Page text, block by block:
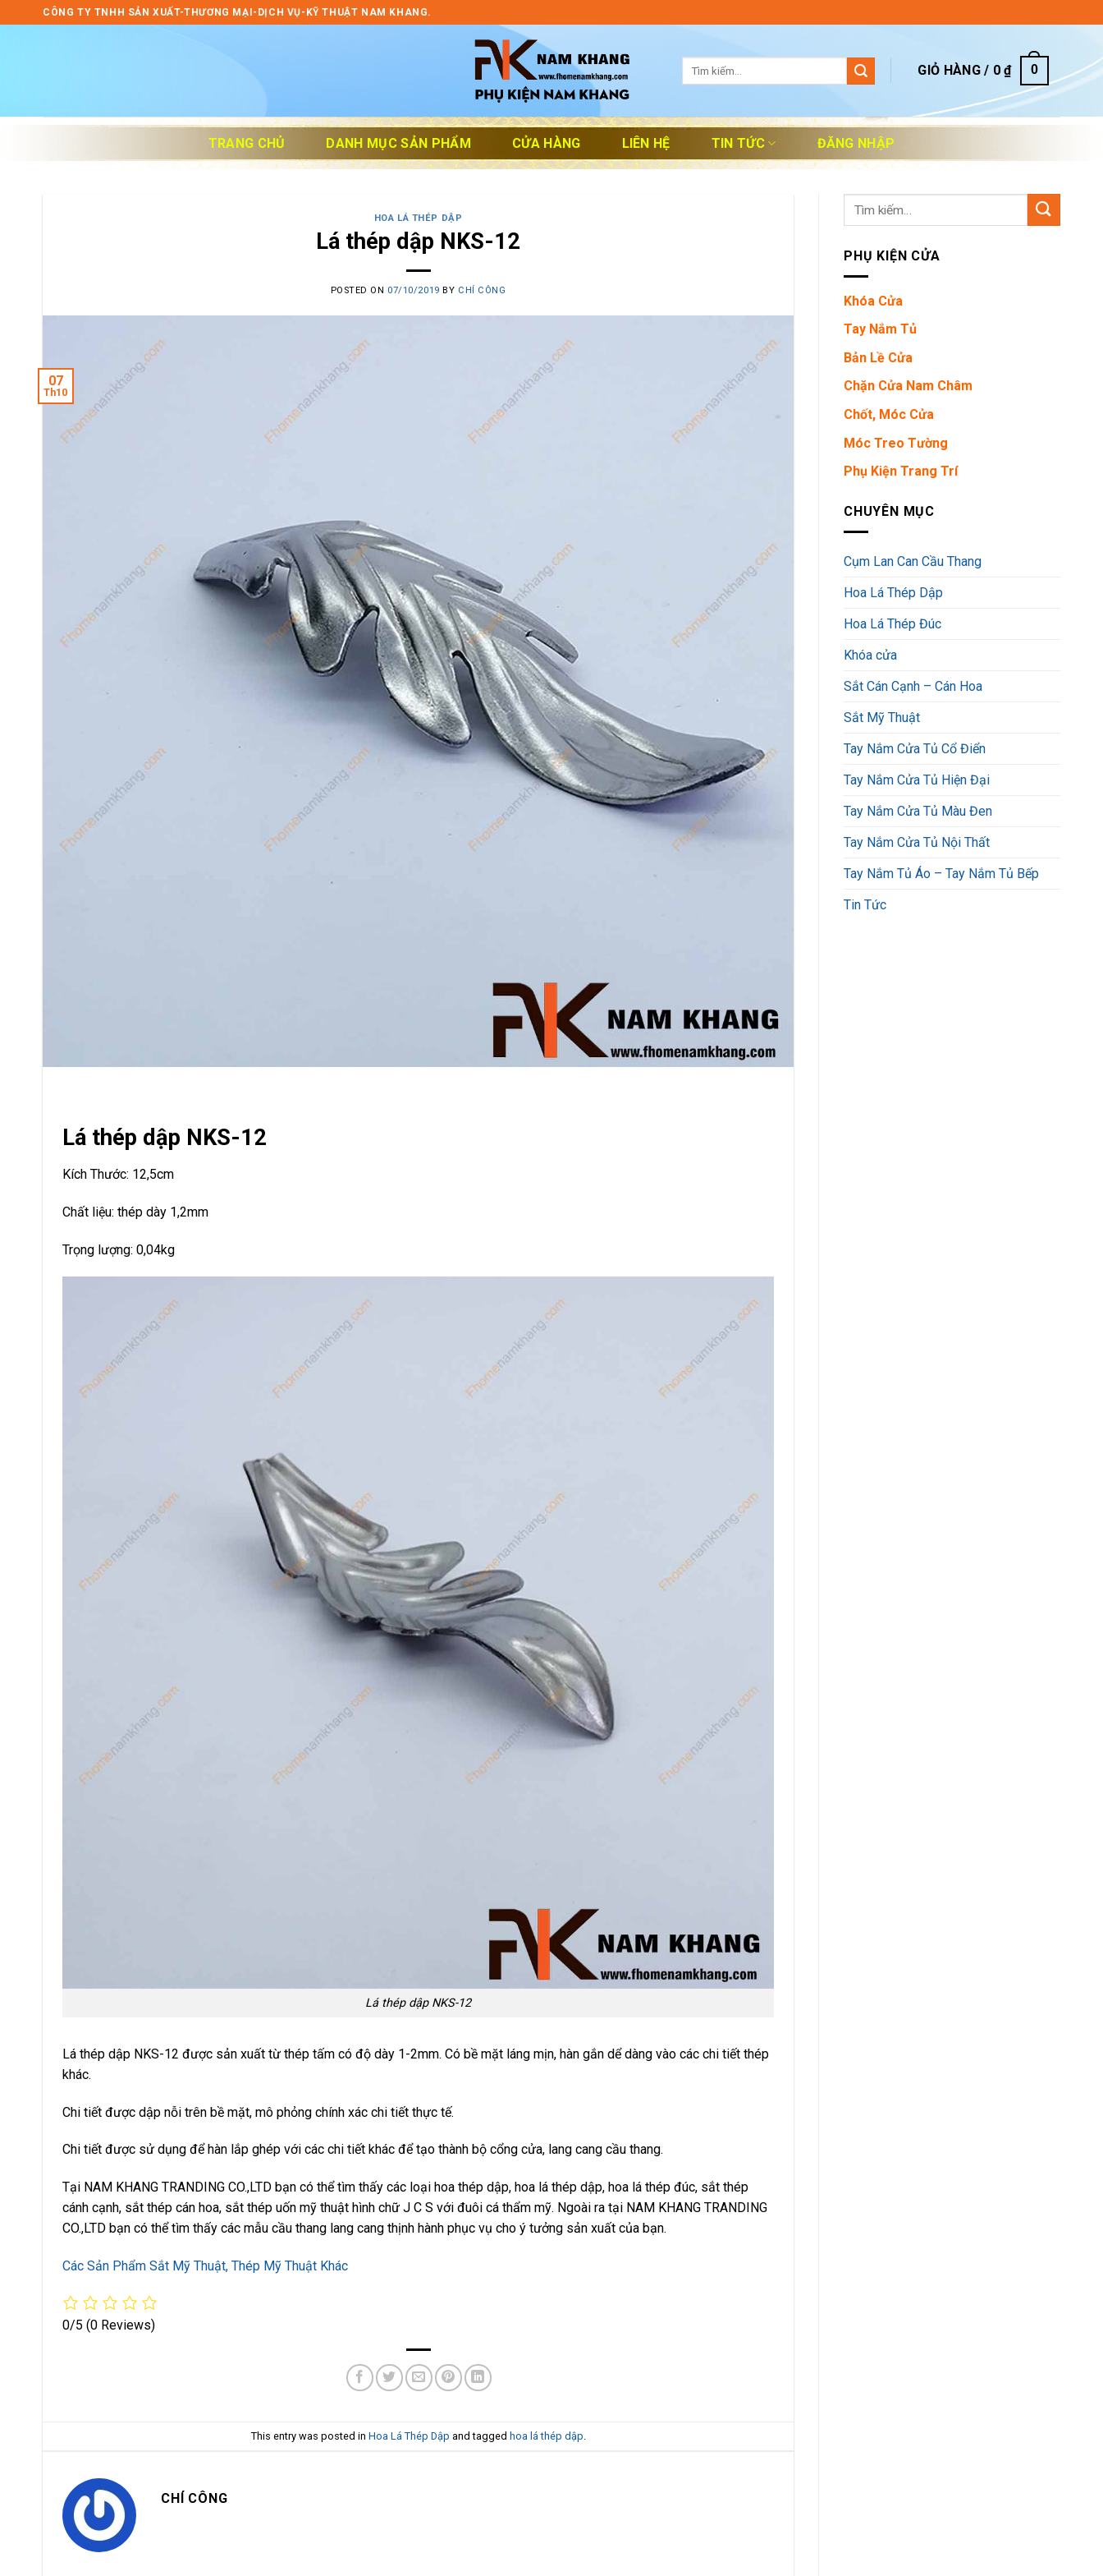
to
CÔNG TY TNHH SẢN XUẤT-THƯƠNG MẠI-DỊCH VỤ-KỸ THUẬT NAM KHANG.
GIỎ HÀNG / 0₫ 0
TRANG CHỦ DANH MỤC SẢN PHẨM CỬA HÀNG LIÊN HỆ TIN TỨC ĐĂNG NHẬP
HOA LÁ THÉP DẬP
Lá thép dập NKS-12
POSTED ON 07/10/2019 BY CHÍ CÔNG
07
Th10
Lá thép dập NKS-12
Kích Thước: 12,5cm
Chất liệu: thép dày 1,2mm
Trọng lượng: 0,04kg
Lá thép dập NKS-12
Lá thép dập NKS-12 được sản xuất từ thép tấm có độ dày 1-2mm. Có bề mặt láng mịn, hàn gắn dể dàng vào các chi tiết thép
khác.
Chi tiết được dập nỗi trên bề mặt, mô phỏng chính xác chi tiết thực tế.
Chi tiết được sử dụng để hàn lắp ghép với các chi tiết khác để tạo thành bộ cổng cửa, lang cang cầu thang.
Tại NAM KHANG TRANDING CO.,LTD bạn có thể tìm thấy các loại hoa thép dập, hoa lá thép dập, hoa lá thép đúc, sắt thép
cánh cạnh, sắt thép cán hoa, sắt thép uốn mỹ thuật hình chữ J C S với đuôi cá thẩm mỹ. Ngoài ra tại NAM KHANG TRANDING
CO.,LTD bạn có thể tìm thấy các mẫu cầu thang lang cang thịnh hành phục vụ cho ý tưởng sản xuất của bạn.
Các Sản Phẩm Sắt Mỹ Thuật, Thép Mỹ Thuật Khác
0/5 (0 Reviews)
This entry was posted in Hoa Lá Thép Dập and tagged hoa lá thép dập
CHÍ CÔNG
Tìm
PHỤ KIỆN CỬA
Khóa Cửa
Tay Nắm Tủ
Bản Lề Cửa
Chặn Cửa Nam Châm
Chốt, Móc Cửa
Móc Treo Tường
Phụ Kiện Trang Trí
CHUYÊN MỤC
Cụm Lan Can Cầu Thang
Hoa Lá Thép Dập
Hoa Lá Thép Đúc
Khóa cửa
Sắt Cán Cạnh – Cán Hoa
Sắt Mỹ Thuật
Tay Nắm Cửa Tủ Cổ Điển
Tay Nắm Cửa Tủ Hiện Đại
Tay Nắm Cửa Tủ Màu Đen
Tay Nắm Cửa Tủ Nội Thất
Tay Nắm Tủ Áo – Tay Nắm Tủ Bếp
Tin Tức